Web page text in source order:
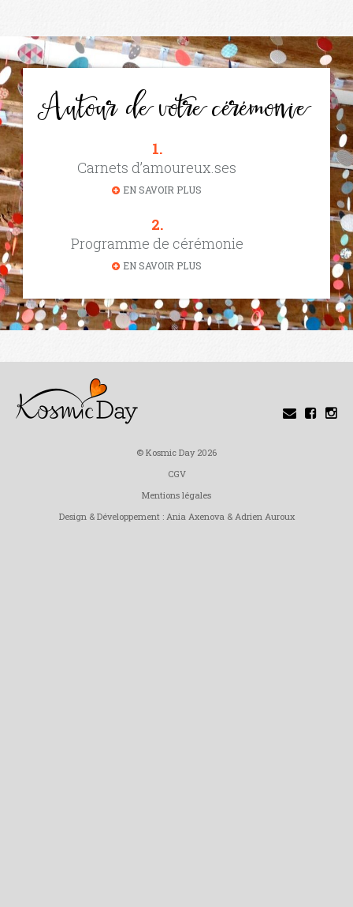
Autour de votre cérémonie
1.
Carnets d’amoureux.ses
EN SAVOIR PLUS
2.
Programme de cérémonie
EN SAVOIR PLUS
© Kosmic Day 2026
CGV
Mentions légales
Design & Développement : Ania Axenova & Adrien Auroux